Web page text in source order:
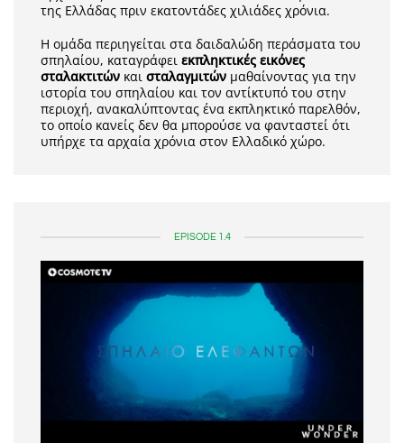
της Ελλάδας πριν εκατοντάδες χιλιάδες χρόνια.
Η ομάδα περιηγείται στα δαιδαλώδη περάσματα του
σπηλαίου, καταγράφει εκπληκτικές εικόνες
σταλακτιτών και σταλαγμιτών μαθαίνοντας για την
ιστορία του σπηλαίου και τον αντίκτυπό του στην
περιοχή, ανακαλύπτοντας ένα εκπληκτικό παρελθόν,
το οποίο κανείς δεν θα μπορούσε να φανταστεί ότι
υπήρχε τα αρχαία χρόνια στον Ελλαδικό χώρο.
EPISODE 1.4